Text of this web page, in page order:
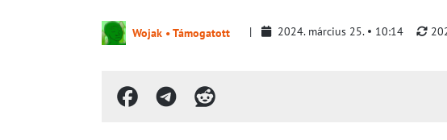
Wojak • Támogatott 2024. március 25. 10:14